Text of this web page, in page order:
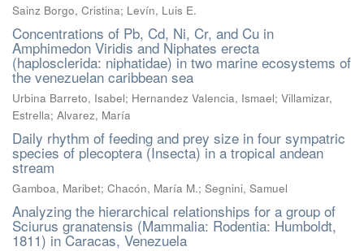
Sainz Borgo, Cristina; Levín, Luis E.
Concentrations of Pb, Cd, Ni, Cr, and Cu in
Amphimedon Viridis and Niphates erecta
(haplosclerida: niphatidae) in two marine ecosystems of
the venezuelan caribbean sea
Urbina Barreto, Isabel; Hernandez Valencia, Ismael; Villamizar,
Estrella; Alvarez, María
Daily rhythm of feeding and prey size in four sympatric
species of plecoptera (Insecta) in a tropical andean
stream
Gamboa, Maribet; Chacón, María M.; Segnini, Samuel
Analyzing the hierarchical relationships for a group of
Sciurus granatensis (Mammalia: Rodentia: Humboldt,
1811) in Caracas, Venezuela